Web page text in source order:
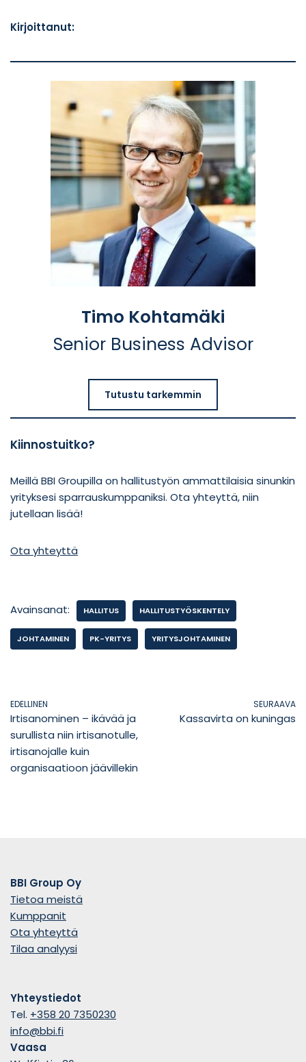
Kirjoittanut:
Timo Kohtamäki
Senior Business Advisor
Tutustu tarkemmin
Kiinnostuitko?
Meillä BBI Groupilla on hallitustyön ammattilaisia sinunkin
yrityksesi sparrauskumppaniksi. Ota yhteyttä, niin
jutellaan lisää!
Ota yhteyttä
Avainsanat: HALLITUS HALLITUSTYÖSKENTELY
JOHTAMINEN PK-YRITYS YRITYSJOHTAMINEN
EDELLINEN
Irtisanominen – ikävää ja
surullista niin irtisanotulle,
irtisanojalle kuin
organisaatioon jäävillekin
SEURAAVA
Kassavirta on kuningas
BBI Group Oy
Tietoa meistä
Kumppanit
Ota yhteyttä
Tilaa analyysi
Yhteystiedot
Tel. +358 20 7350230
info@bbi.fi
Vaasa